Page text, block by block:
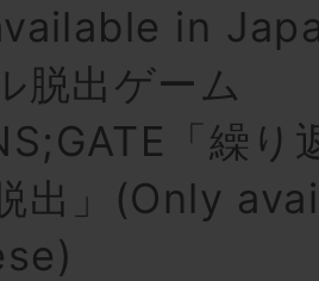
in
脱出ゲーム
「繰り
出」(Only